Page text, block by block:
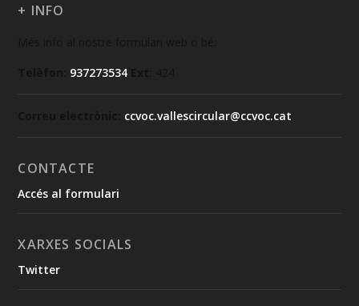
+ INFO
937273534
ccvoc.vallescircular@ccvoc.cat
CONTACTE
Accés al formulari
XARXES SOCIALS
Twitter